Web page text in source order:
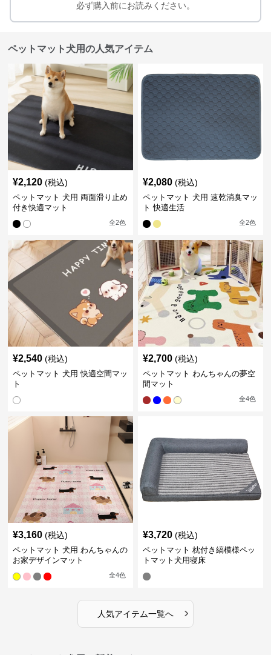
必ず購入前にお読みください。
ペットマット犬用の人気アイテム
¥2,120 (税込)
ペットマット 犬用 両面滑り止め
付き快適マット
全2色
¥2,080 (税込)
ペットマット 犬用 速乾消臭マッ
ト 快適生活
全2色
¥2,540 (税込)
ペットマット 犬用 快適空間マッ
ト
¥2,700 (税込)
ペットマット わんちゃんの夢空
間マット
全4色
¥3,160 (税込)
ペットマット 犬用 わんちゃんの
お家デザインマット
全4色
¥3,720 (税込)
ペットマット 枕付き縞模様ペッ
トマット犬用寝床
人気アイテム一覧へ ›